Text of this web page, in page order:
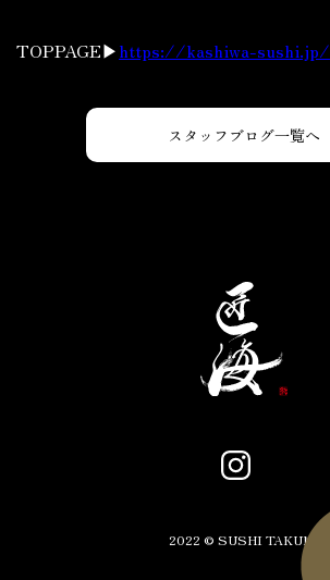
TOPPAGE▶https://kashiwa-sushi.jp/
スタッフブログ一覧へ
2022 © SUSHI TAKUMI